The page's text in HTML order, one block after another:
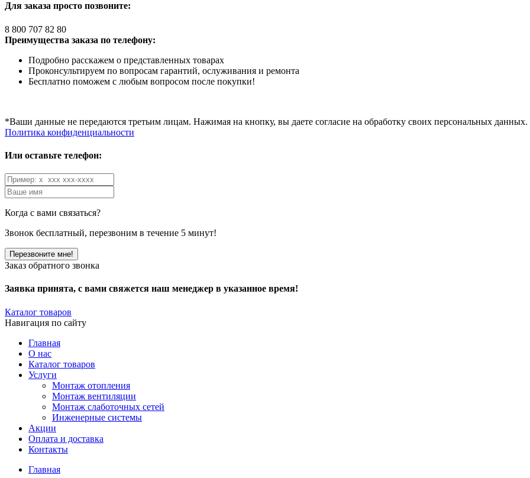
Для заказа просто позвоните:
8 800 707 82 80
Преимущества заказа по телефону:
Подробно расскажем о представленных товарах
Проконсультируем по вопросам гарантий, ослуживания и ремонта
Бесплатно поможем с любым вопросом после покупки!
*Ваши данные не передаются третьим лицам. Нажимая на кнопку, вы даете согласие на обработку своих персональных данных.
Политика конфиденциальности
Или оставьте телефон:
Когда с вами связаться?
Звонок бесплатный, перезвоним в течение 5 минут!
Заказ обратного звонка
Заявка принята, с вами свяжется наш менеджер в указанное время!
Каталог товаров
Навигация по сайту
Главная
О нас
Каталог товаров
Услуги
Монтаж отопления
Монтаж вентиляции
Монтаж слаботочных сетей
Инженерные системы
Акции
Оплата и доставка
Контакты
Главная